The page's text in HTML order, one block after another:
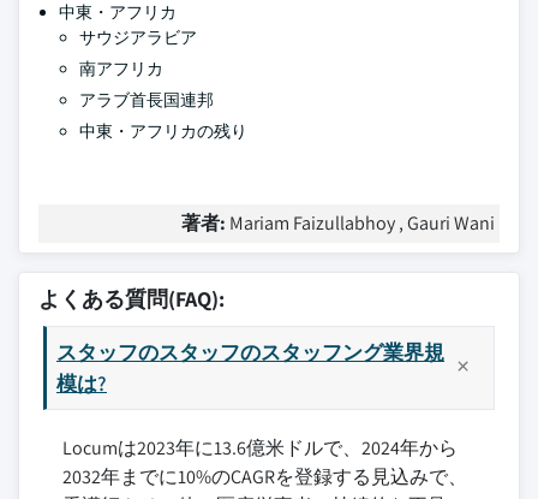
中東・アフリカ
サウジアラビア
南アフリカ
アラブ首長国連邦
中東・アフリカの残り
著者: Mariam Faizullabhoy , Gauri Wani
よくある質問(FAQ):
スタッフのスタッフのスタッフング業界規
模は?
Locumは2023年に13.6億米ドルで、2024年から
2032年までに10%のCAGRを登録する見込みで、